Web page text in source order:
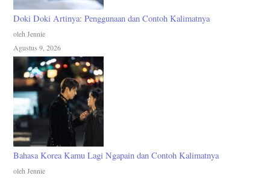
Doki Doki Artinya: Penggunaan dan Contoh Kalimatnya
oleh Jennie
Agustus 9, 2026
Bahasa Korea Kamu Lagi Ngapain dan Contoh Kalimatnya
oleh Jennie